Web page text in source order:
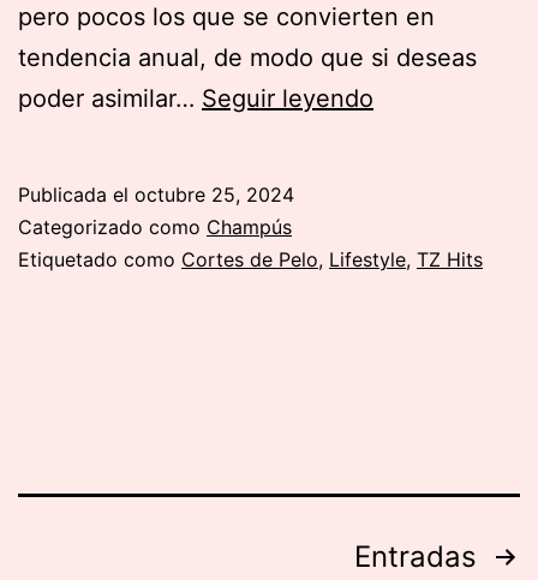
pero pocos los que se convierten en
tendencia anual, de modo que si deseas
poder asimilar… Seguir leyendo
tejanos
Publicada el octubre 25, 2024
Categorizado como Champús
Etiquetado como Cortes de Pelo, Lifestyle, TZ Hits
Entradas